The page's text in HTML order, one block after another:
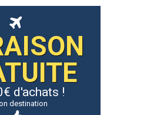
d'achats !
destination